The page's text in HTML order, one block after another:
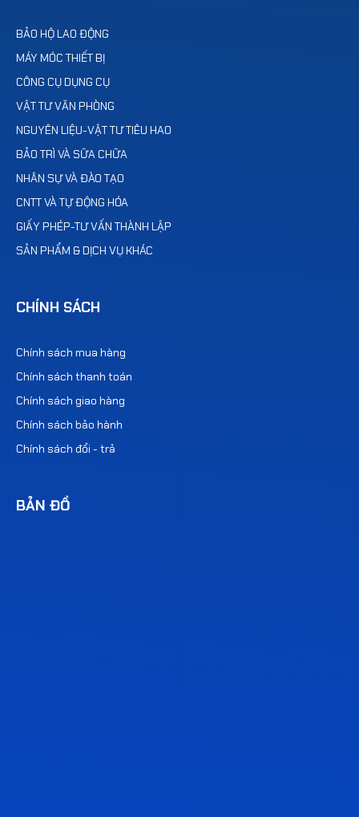
BẢO HỘ LAO ĐỘNG
MÁY MÓC THIẾT BỊ
CÔNG CỤ DỤNG CỤ
VẬT TƯ VĂN PHÒNG
NGUYÊN LIỆU-VẬT TƯ TIÊU HAO
BẢO TRÌ VÀ SỮA CHỮA
NHÂN SỰ VÀ ĐÀO TẠO
CNTT VÀ TỰ ĐỘNG HÓA
GIẤY PHÉP-TƯ VẤN THÀNH LẬP
SẢN PHẨM & DỊCH VỤ KHÁC
CHÍNH SÁCH
Chính sách mua hàng
Chính sách thanh toán
Chính sách giao hàng
Chính sách bảo hành
Chính sách đổi - trả
BẢN ĐỒ